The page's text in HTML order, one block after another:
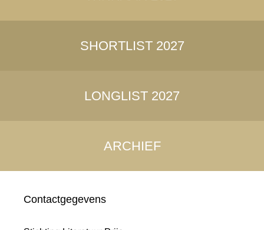
SHORTLIST 2027
LONGLIST 2027
ARCHIEF
Contactgegevens